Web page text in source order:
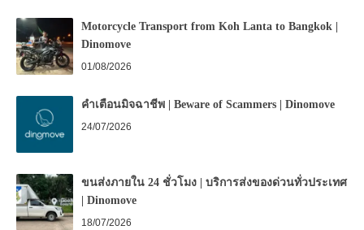
Motorcycle Transport from Koh Lanta to Bangkok |
Dinomove
01/08/2026
คำเตือนมิจฉาชีพ | Beware of Scammers | Dinomove
24/07/2026
ขนส่งภายใน 24 ชั่วโมง | บริการส่งของด่วนทั่วประเทศ
| Dinomove
18/07/2026